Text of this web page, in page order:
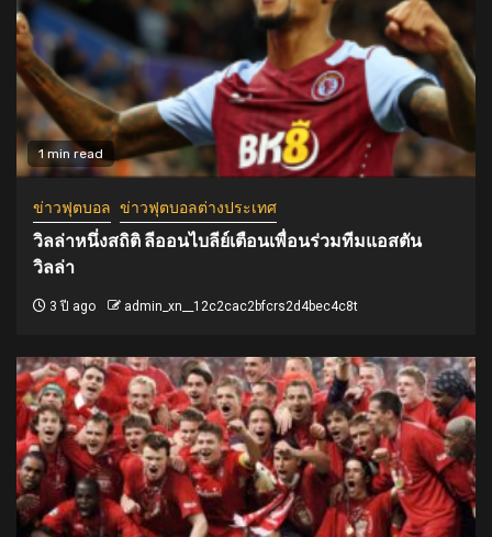
1 min read
ข่าวฟุตบอล ข่าวฟุตบอลต่างประเทศ
วิลล่าหนึ่งสถิติ ลีออนไบลีย์เตือนเพื่อนร่วมทีมแอสตัน
วิลล่า
3 ปี ago admin_xn__12c2cac2bfcrs2d4bec4c8t